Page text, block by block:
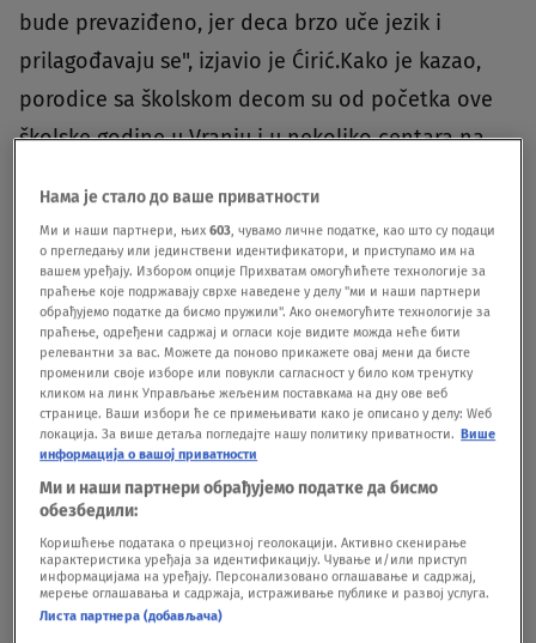
bude prevaziđeno, jer deca brzo uče jezik i
prilagođavaju se", izjavio je Ćirić.Kako je kazao,
porodice sa školskom decom su od početka ove
školske godine u Vranju i u nekoliko centara na
prevoza.
U Komesarijatu za izbeglice i migracije za
Nova.rs rekli su da statistika pokazuje blag porast
broja migranata od avgusta, ali i objašnjavaju da
situacija nije alarmantna i iznad prihvatljivih
kapaciteta.U 17 migranstkih centara u Srbiji
trenutno boravi oko 5.500 migrana. Komesarijat
procenjuje i da ih je oko 600 na ulicama - “van
sistema”.Najviše ih je iz Avganistana, zatim iz
Sirije, Pakistana, Iraka i Irana.
Migranti sa Kelebije smešteni na
sigurno
Нама је стало до ваше приватности
Ми и наши партнери, њих603, чувамо личне податке, као што су подаци
о прегледању или јединствени идентификатори, и приступамо им на
вашем уређају. Избором опције Прихватам омогућићете технологије за
праћење које подржавају сврхе наведене у делу "ми и наши партнери
обрађујемо податке да бисмо пружили". Ако онемогућите технологије за
праћење, одређени садржај и огласи које видите можда неће бити
релевантни за вас. Можете да поново прикажете овај мени да бисте
променили своје изборе или повукли сагласност у било ком тренутку
кликом на линк Управљање жељеним поставкама на дну ове веб
странице. Ваши избори ће се примењивати како је описано у делу: Wеб
локација. За више детаља погледајте нашу политику приватности. Више
информација о вашој приватности
Ми и наши партнери обрађујемо податке да бисмо
обезбедили:
Коришћење података о прецизној геолокацији. Активно скенирање
карактеристика уређаја за идентификацију. Чување и/или приступ
информацијама на уређају. Персонализовано оглашавање и садржај,
мерење оглашавања и садржаја, истраживање публике и развој услуга.
Листа партнера (добављача)